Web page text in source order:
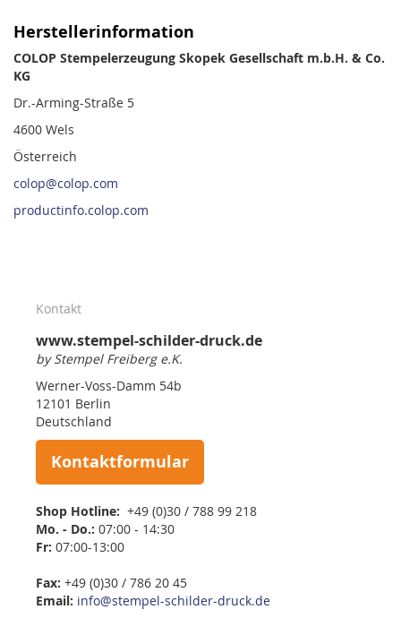
Herstellerinformation
COLOP Stempelerzeugung Skopek Gesellschaft m.b.H. & Co.
KG
Dr.-Arming-Straße 5
4600 Wels
Österreich
colop@colop.com
productinfo.colop.com
Kontakt
www.stempel-schilder-druck.de
by Stempel Freiberg e.K.
Werner-Voss-Damm 54b
12101 Berlin
Deutschland
Kontaktformular
Shop Hotline: +49 (0)30 / 788 99 218
Mo. - Do.: 07:00 - 14:30
Fr: 07:00-13:00
Fax: +49 (0)30 / 786 20 45
Email: info@stempel-schilder-druck.de